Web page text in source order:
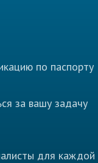
по паспорту
за вашу задачу
для каждой